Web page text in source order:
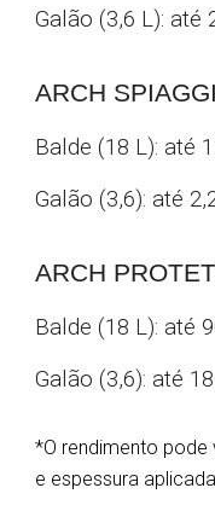
Galão (3,6 L): até
ARCH
Balde (18 L): até
Galão (3,6): até
ARCH
Balde (18 L): até
Galão (3,6): até 18
*O rendimento
e espessura